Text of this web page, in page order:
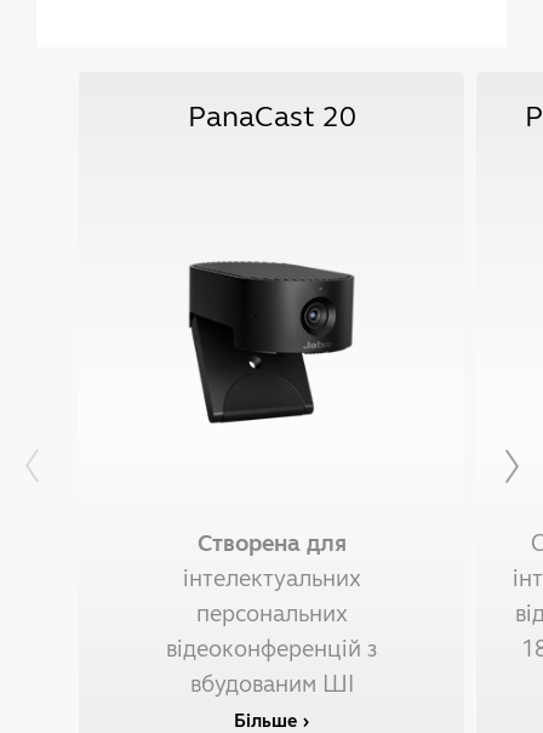
PanaCast 20
Створена для
інтелектуальних
персональних
відеоконференцій з
вбудованим ШІ
Більше